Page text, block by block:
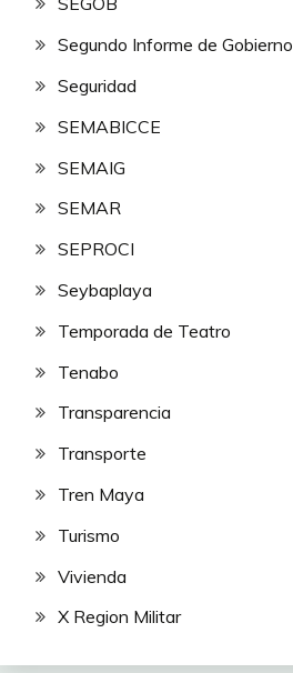
Segundo Informe de Gobierno
Seguridad
SEMABICCE
SEMAIG
SEMAR
SEPROCI
Seybaplaya
Temporada de Teatro
Tenabo
Transparencia
Transporte
Tren Maya
Turismo
Vivienda
X Region Militar